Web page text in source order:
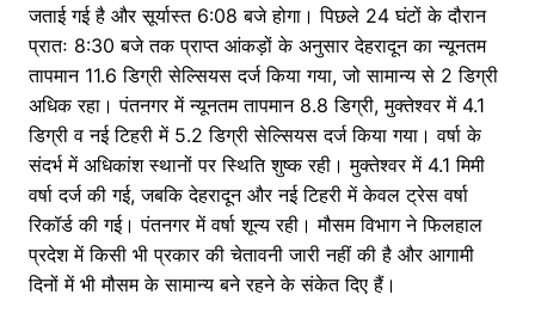
जताई गई है और सूर्यास्त 6:08 बजे होगा। पिछले 24 घंटों के दौरान
प्रातः 8:30 बजे तक प्राप्त आंकड़ों के अनुसार देहरादून का न्यूनतम
तापमान 11.6 डिग्री सेल्सियस दर्ज किया गया, जो सामान्य से 2 डिग्री
अधिक रहा। पंतनगर में न्यूनतम तापमान 8.8 डिग्री, मुक्तेश्वर में 4.1
डिग्री व नई टिहरी में 5.2 डिग्री सेल्सियस दर्ज किया गया। वर्षा के
संदर्भ में अधिकांश स्थानों पर स्थिति शुष्क रही। मुक्तेश्वर में 4.1 मिमी
वर्षा दर्ज की गई, जबकि देहरादून और नई टिहरी में केवल ट्रेस वर्षा
रिकॉर्ड की गई। पंतनगर में वर्षा शून्य रही। मौसम विभाग ने फिलहाल
प्रदेश में किसी भी प्रकार की चेतावनी जारी नहीं की है और आगामी
दिनों में भी मौसम के सामान्य बने रहने के संकेत दिए हैं।